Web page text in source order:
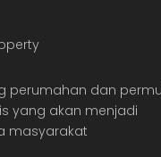
perumahan dan
yang akan menjadi
masyarakat